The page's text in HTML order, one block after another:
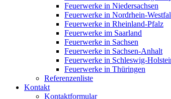
Feuerwerke in Niedersachsen
Feuerwerke in Nordrhein-
Feuerwerke in Rheinland-Pfalz
Feuerwerke im Saarland
Feuerwerke in Sachsen
Feuerwerke in Sachsen-Anhalt
Feuerwerke in Schleswig-
Feuerwerke in Thüringen
Referenzenliste
Kontakt
Kontaktformular